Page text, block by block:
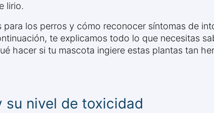
lirio.
para los perros y cómo reconocer síntomas de
te explicamos todo lo que necesitas
hacer si tu mascota ingiere estas plantas tan
nivel de toxicidad